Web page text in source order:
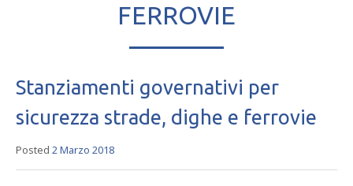
FERROVIE
Stanziamenti governativi per
sicurezza strade, dighe e ferrovie
Posted 2 Marzo 2018